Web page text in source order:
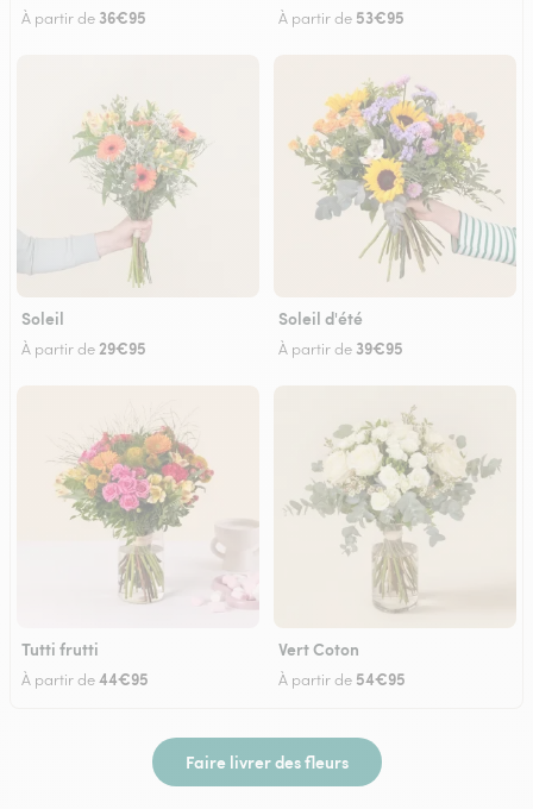
À partir de 36€95 À partir de 53€95
Soleil
À partir de29€95
Soleil d'été
À partir de 39€95
Tutti frutti
À partir de44€95
Vert Coton
À partir de 54€95
Faire livrer des fleurs